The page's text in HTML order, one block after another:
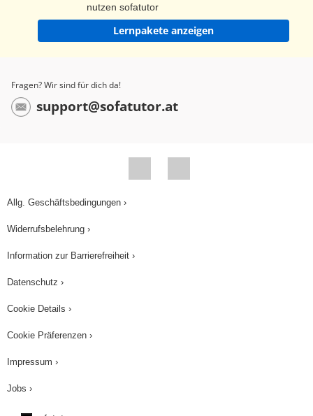
nutzen sofatutor
Lernpakete anzeigen
Fragen? Wir sind für dich da!
support@sofatutor.at
Allg. Geschäftsbedingungen ›
Widerrufsbelehrung ›
Information zur Barrierefreiheit ›
Datenschutz ›
Cookie Details ›
Cookie Präferenzen ›
Impressum ›
Jobs ›